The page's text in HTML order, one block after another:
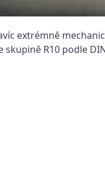
extrémně
R10 podle